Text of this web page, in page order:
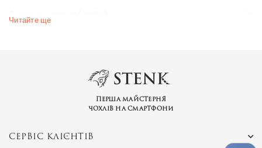
Діагональ екрану (дюйм) :
Ціна на старті продажів :
Читайте ще
Перша майстерня
чохлів на смартфони
СЕРВІС КЛІЄНТІВ